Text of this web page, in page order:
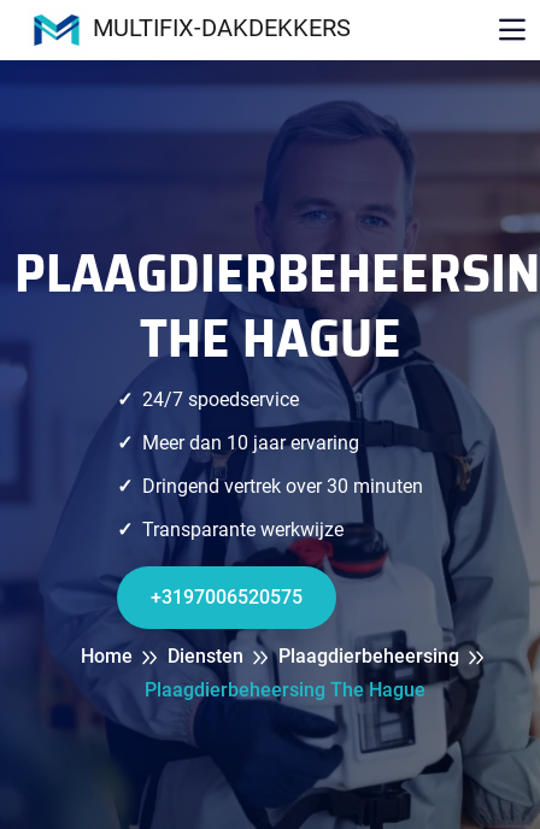
MULTIFIX-DAKDEKKERS
THE HAGUE
24/7 spoedservice
Meer dan 10 jaar ervaring
Dringend vertrek over 30 minuten
Transparante werkwijze
+3197006520575
Home Diensten
Plaagdierbeheersing
Plaagdierbeheersing The Hague